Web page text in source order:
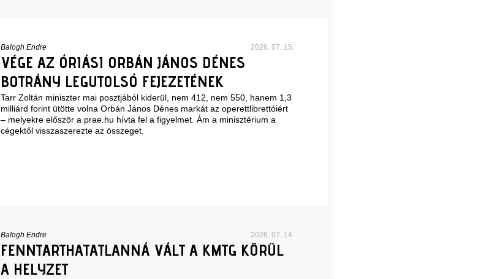
Balogh Endre 2026. 07. 15.
VÉGE AZ ÓRIÁSI ORBÁN JÁNOS DÉNES
BOTRÁNY LEGUTOLSÓ FEJEZETÉNEK
Tarr Zoltán miniszter mai posztjából kiderül, nem 412, nem 550, hanem 1,3
milliárd forint ütötte volna Orbán János Dénes markát az operettlibrettóiért
– melyekre először a prae.hu hívta fel a figyelmet. Ám a minisztérium a
cégektől visszaszerezte az összeget.
Balogh Endre 2026. 07. 14.
FENNTARTHATATLANNÁ VÁLT A KMTG KÖRÜL
A HELYZET